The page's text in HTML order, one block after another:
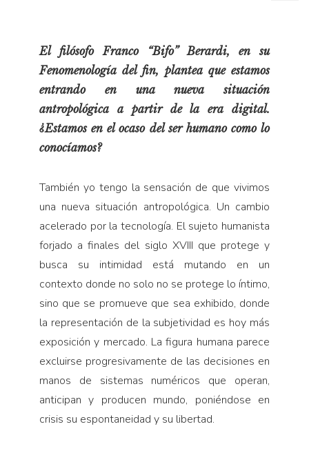
El filósofo Franco “Bifo” Berardi, en su
Fenomenología del fin, plantea que estamos
entrando en una nueva situación
antropológica a partir de la era digital.
¿Estamos en el ocaso del ser humano como lo
conocíamos?
También yo tengo la sensación de que vivimos
una nueva situación antropológica. Un cambio
acelerado por la tecnología. El sujeto humanista
forjado a finales del siglo XVIII que protege y
busca su intimidad está mutando en un
contexto donde no solo no se protege lo íntimo,
sino que se promueve que sea exhibido, donde
la representación de la subjetividad es hoy más
exposición y mercado. La figura humana parece
excluirse progresivamente de las decisiones en
manos de sistemas numéricos que operan,
anticipan y producen mundo, poniéndose en
crisis su espontaneidad y su libertad.